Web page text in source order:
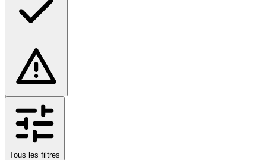
Tous les filtres